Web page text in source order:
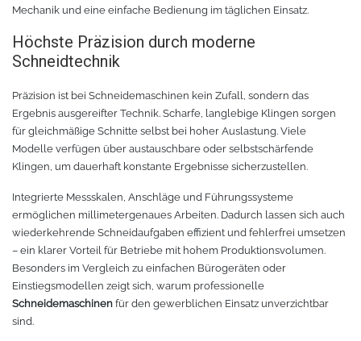
Chemica Printbar
Chemica Reflex
Chemica Darklite
Chemica Metallic
Chemica Fashion
Transferpapier
Reinigung
Tücher
Reinigungsset
Glasschaber
Verpackungsmaschinen
Klebeband
Mechanik und eine einfache Bedienung im täglichen Einsatz.
Höchste Präzision durch moderne
Schneidtechnik
Präzision ist bei Schneidemaschinen kein Zufall, sondern das
Ergebnis ausgereifter Technik. Scharfe, langlebige Klingen sorgen
für gleichmäßige Schnitte selbst bei hoher Auslastung. Viele
Modelle verfügen über austauschbare oder selbstschärfende
Klingen, um dauerhaft konstante Ergebnisse sicherzustellen.
Integrierte Messskalen, Anschläge und Führungssysteme
ermöglichen millimetergenaues Arbeiten. Dadurch lassen sich auch
wiederkehrende Schneidaufgaben effizient und fehlerfrei umsetzen
– ein klarer Vorteil für Betriebe mit hohem Produktionsvolumen.
Besonders im Vergleich zu einfachen Bürogeräten oder
Einstiegsmodellen zeigt sich, warum professionelle
Schneidemaschinen für den gewerblichen Einsatz unverzichtbar
sind.